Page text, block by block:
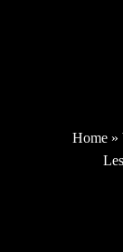
Home»